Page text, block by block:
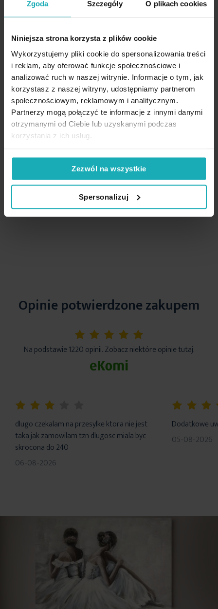
Zgoda Szczegóły O plikach cookies
Niniejsza strona korzysta z plików cookie
Wykorzystujemy pliki cookie do spersonalizowania treści
i reklam, aby oferować funkcje społecznościowe i
analizować ruch w naszej witrynie. Informacje o tym, jak
korzystasz z naszej witryny, udostępniamy partnerom
społecznościowym, reklamowym i analitycznym.
Partnerzy mogą połączyć te informacje z innymi danymi
otrzymanymi od Ciebie lub uzyskanymi podczas
korzystania z ich usług.
Zezwól na wszystkie
Spersonalizuj
Obraz postaci szaro, różowy ręcznie malowany na płótnie
Najniższa cena z 30 dni przed obniżką:345,40 zł
Dodaj do koszyka
Opinie potwierdzone zakupem
5%
Na podstawie 1220 opinii. Zobacz niektóre opinie tutaj.
dlugo czekalam na przesylke ktora nie jest
taka jak zamowilam tzn dlugosc miala byc
skrocona do 240
06-08-2026
Dodatkowe
05-08-2026